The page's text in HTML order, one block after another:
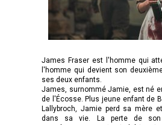
James Fraser est l'homme qui
l'homme qui devient son
ses deux enfants.
James, surnommé Jamie, est né
de l'Écosse. Plus jeune enfant de
Lallybroch, Jamie perd sa mère
dans sa vie. La perte de